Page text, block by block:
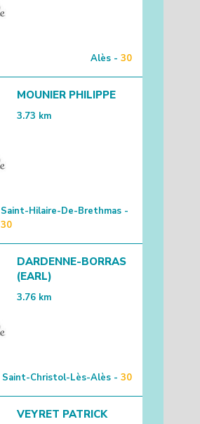
Alès - 30
MOUNIER PHILIPPE
3.73 km
Saint-Hilaire-De-Brethmas -
30
DARDENNE-BORRAS
(EARL)
3.76 km
Saint-Christol-Lès-Alès - 30
VEYRET PATRICK